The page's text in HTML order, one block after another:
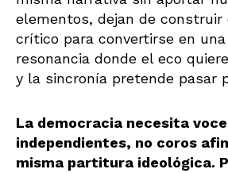
elementos, dejan de construir
crítico para convertirse en
resonancia donde el eco
y la sincronía pretende pasar
La democracia necesita
independientes, no coros
misma partitura ideológica.